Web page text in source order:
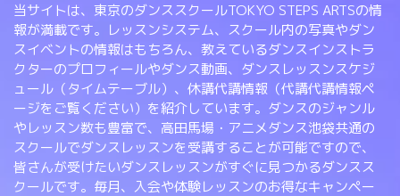
当サイトは、東京のダンススクールTOKYO STEPS ARTSの情
報が満載です。レッスンシステム、スクール内の写真やダン
スイベントの情報はもちろん、教えているダンスインストラ
クターのプロフィールやダンス動画、ダンスレッスンスケジ
ュール（タイムテーブル）、休講代講情報（代講代講情報ペ
ージをご覧ください）を紹介しています。ダンスのジャンル
やレッスン数も豊富で、高田馬場・アニメダンス池袋共通の
スクールでダンスレッスンを受講することが可能ですので、
皆さんが受けたいダンスレッスンがすぐに見つかるダンスス
クールです。毎月、入会や体験レッスンのお得なキャンペー